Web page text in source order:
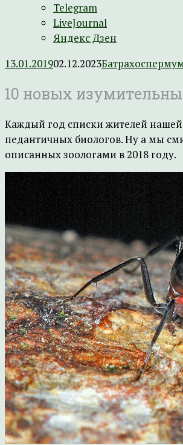
Telegram
LiveJournal
Яндекс Дзен
13.01.201902.12.2023
10 новых
Каждый год списки жителей
педантичных биологов. Ну а мы
описанных зоологами в 2018 году.